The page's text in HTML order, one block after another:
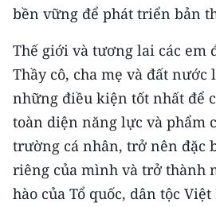
Video
Media Chính trị
Media Kinh tế
Media Văn hóa
Media Xã hội
Media Pháp luật
bền vững để phát triển bản
Thế giới và tương lai các em
Thầy cô, cha mẹ và đất nước
những điều kiện tốt nhất để
toàn diện năng lực và phẩm
trường cá nhân, trở nên đặc
riêng của mình và trở thành
hào của Tổ quốc, dân tộc